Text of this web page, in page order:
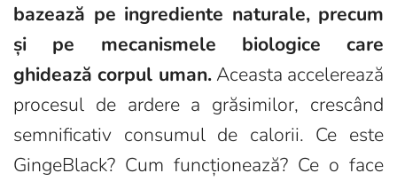
bazează pe ingrediente naturale, precum
și pe mecanismele biologice care
ghidează corpul uman.Aceasta accelerează
procesul de ardere a grăsimilor, crescând
semnificativ consumul de calorii. Ce este
GingeBlack? Cum funcționează? Ce o face